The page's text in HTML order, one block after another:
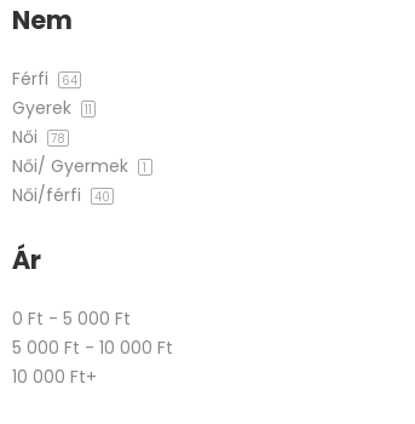
Nem
Férfi 64
Gyerek 11
Női 78
Női/ Gyermek 1
Női/férfi 40
Ár
0 Ft - 5 000 Ft
5 000 Ft - 10 000 Ft
10 000 Ft+